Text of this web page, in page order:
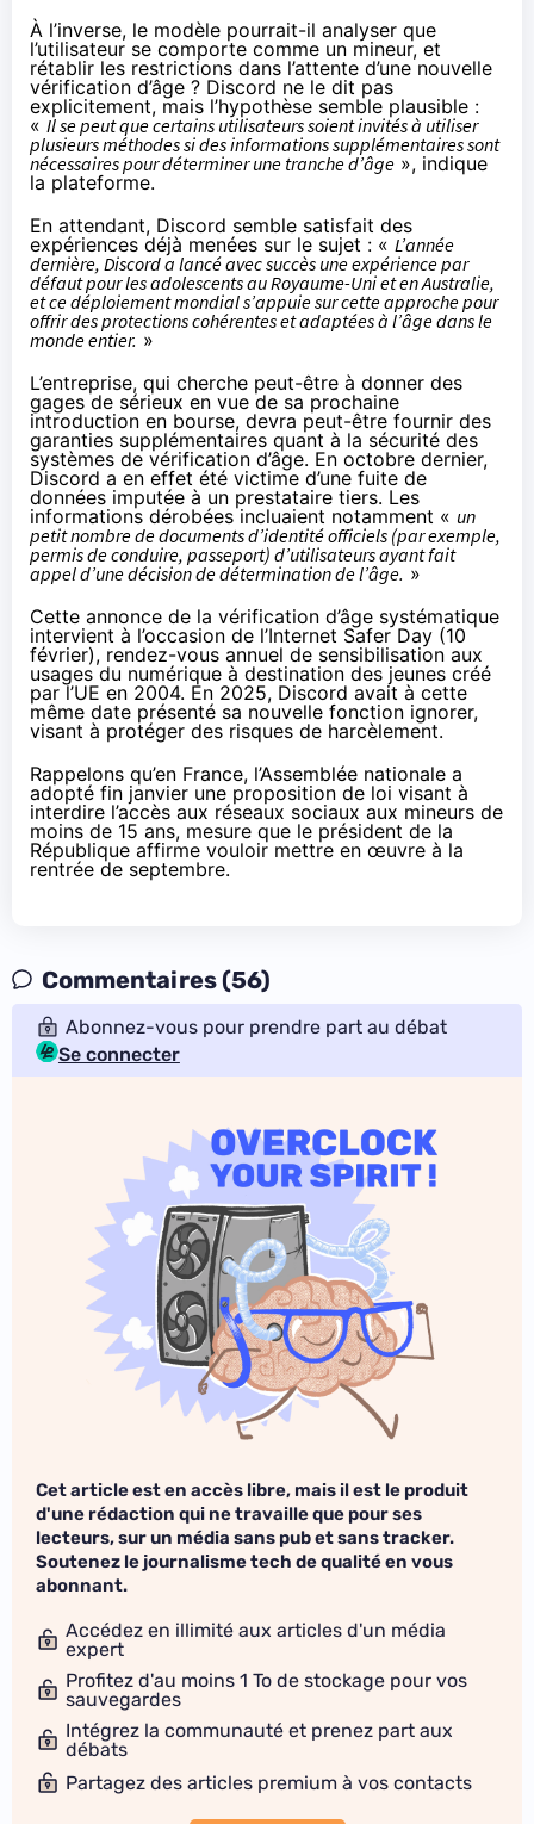
À l’inverse, le modèle pourrait-il analyser que
l’utilisateur se comporte comme un mineur, et
rétablir les restrictions dans l’attente d’une nouvelle
vérification d’âge ? Discord ne le dit pas
explicitement, mais l’hypothèse semble plausible :
« Il se peut que certains utilisateurs soient invités à utiliser
plusieurs méthodes si des informations supplémentaires sont
nécessaires pour déterminer une tranche d’âge », indique
la plateforme.
En attendant, Discord semble satisfait des
expériences déjà menées sur le sujet : « L’année
dernière, Discord a lancé avec succès une expérience par
défaut pour les adolescents au Royaume-Uni et en Australie,
et ce déploiement mondial s’appuie sur cette approche pour
offrir des protections cohérentes et adaptées à l’âge dans le
monde entier. »
L’entreprise, qui cherche peut-être à donner des
gages de sérieux en vue de sa prochaine
introduction en bourse, devra peut-être fournir des
garanties supplémentaires quant à la sécurité des
systèmes de vérification d’âge. En octobre dernier,
Discord a en effet été victime d’une fuite de
données imputée à un prestataire tiers. Les
informations dérobées incluaient notamment « un
petit nombre de documents d’identité officiels (par exemple,
permis de conduire, passeport) d’utilisateurs ayant fait
appel d’une décision de détermination de l’âge. »
Cette annonce de la vérification d’âge systématique
intervient à l’occasion de l’Internet Safer Day (10
février), rendez-vous annuel de sensibilisation aux
usages du numérique à destination des jeunes créé
par l’UE en 2004. En 2025, Discord avait à cette
même date présenté sa nouvelle fonction ignorer,
visant à protéger des risques de harcèlement.
Rappelons qu’en France, l’Assemblée nationale a
adopté fin janvier une proposition de loi visant à
interdire l’accès aux réseaux sociaux aux mineurs de
moins de 15 ans, mesure que le président de la
République affirme vouloir mettre en œuvre à la
rentrée de septembre.
Commentaires (56)
Abonnez-vous pour prendre part au débat
Se connecter
Cet article est en accès libre, mais il est le produit
d'une rédaction qui ne travaille que pour ses
lecteurs, sur un média sans pub et sans tracker.
Soutenez le journalisme tech de qualité en vous
abonnant.
Accédez en illimité aux articles d'un média
expert
Profitez d'au moins 1 To de stockage pour vos
sauvegardes
Intégrez la communauté et prenez part aux
débats
Partagez des articles premium à vos contacts